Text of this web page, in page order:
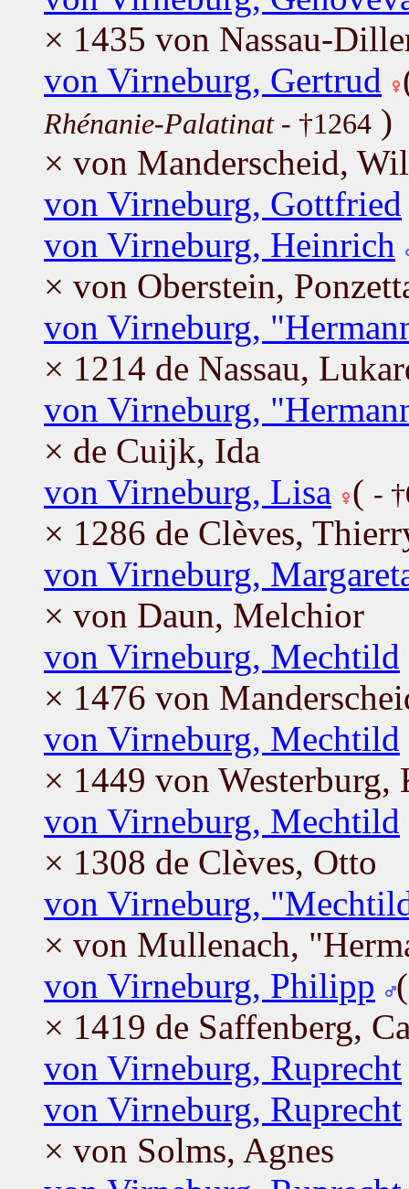
× 1435 von Nassau-
von Virneburg, Gertrud
Rhénanie-Palatinat- †1264 )
× von Manderscheid,
von Virneburg, Gottfried
von Virneburg, Heinrich
× von Oberstein,
von Virneburg,
× 1214 de Nassau,
von Virneburg,
× de Cuijk, Ida
von Virneburg, Lisa ( -
× 1286 de Clèves,
von Virneburg,
× von Daun, Melchior
von Virneburg, Mechtild
× 1476 von
von Virneburg, Mechtild
× 1449 von Westerburg,
von Virneburg, Mechtild
× 1308 de Clèves, Otto
von Virneburg,
× von Mullenach,
von Virneburg, Philipp
× 1419 de Saffenberg,
von Virneburg, Ruprecht
von Virneburg, Ruprecht
× von Solms, Agnes